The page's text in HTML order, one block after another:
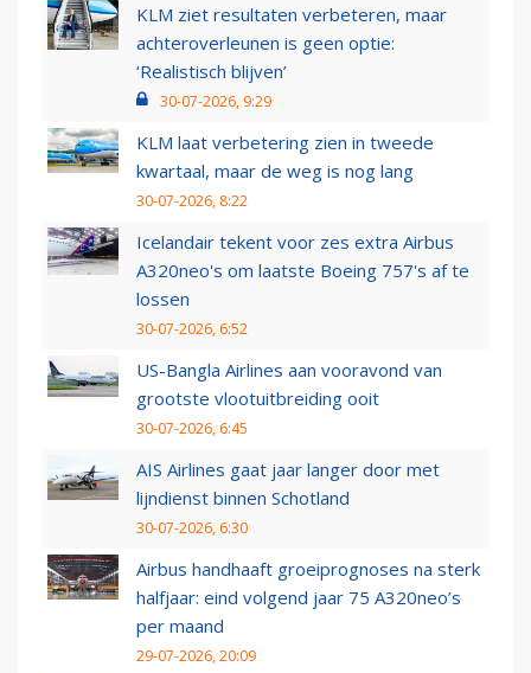
KLM ziet resultaten verbeteren, maar
achteroverleunen is geen optie:
‘Realistisch blijven’
30-07-2026, 9:29
KLM laat verbetering zien in tweede
kwartaal, maar de weg is nog lang
30-07-2026, 8:22
Icelandair tekent voor zes extra Airbus
A320neo's om laatste Boeing 757's af te
lossen
30-07-2026, 6:52
US-Bangla Airlines aan vooravond van
grootste vlootuitbreiding ooit
30-07-2026, 6:45
AIS Airlines gaat jaar langer door met
lijndienst binnen Schotland
30-07-2026, 6:30
Airbus handhaaft groeiprognoses na sterk
halfjaar: eind volgend jaar 75 A320neo’s
per maand
29-07-2026, 20:09